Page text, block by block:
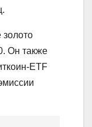
Он также
ETF